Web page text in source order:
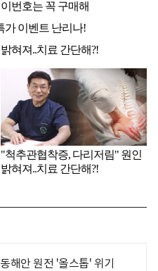
해안 원전 '올스톱' 위기